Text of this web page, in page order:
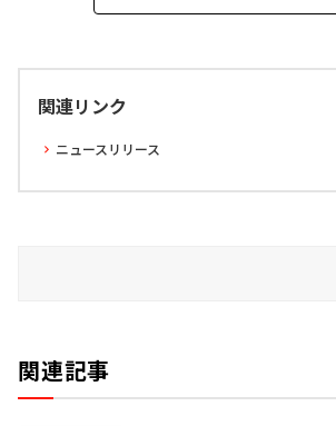
関連リンク
ニュースリリース
関連記事